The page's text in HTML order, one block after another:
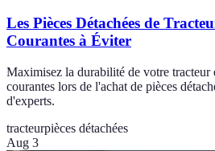
Les Pièces Détachées de
Courantes à Éviter
Maximisez la durabilité de votre tracteur
courantes lors de l'achat de pièces
d'experts.
tracteurpièces détachées
Aug 3